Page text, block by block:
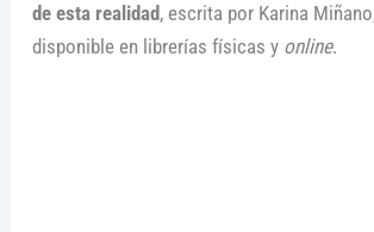
de esta realidad, escrita por Karina
disponible en librerías físicas y online.